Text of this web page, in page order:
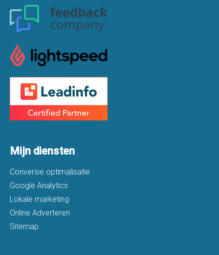
Mijn diensten
Conversie optimalisatie
Google Analytics
Lokale marketing
Online Adverteren
Sitemap